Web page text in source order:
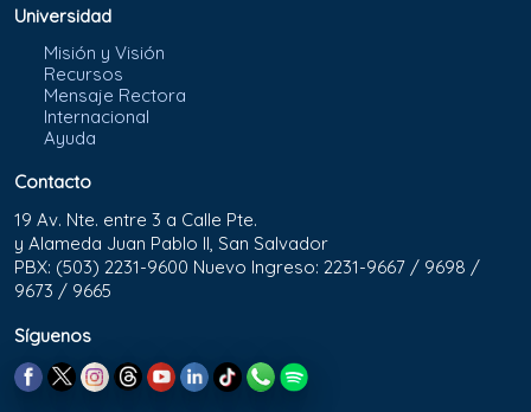
Universidad
Misión y Visión
Recursos
Mensaje Rectora
Internacional
Ayuda
Contacto
19 Av. Nte. entre 3 a Calle Pte.
y Alameda Juan Pablo II, San Salvador
PBX: (503) 2231-9600 Nuevo Ingreso: 2231-9667 / 9698 /
9673 / 9665
Síguenos